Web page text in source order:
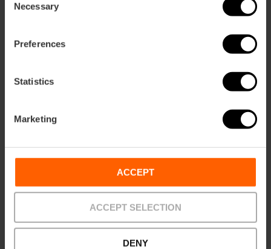
Selection
Necessary
Preferences
Statistics
Marketing
ACCEPT
ACCEPT SELECTION
DENY
FAQs
Zurück
senden